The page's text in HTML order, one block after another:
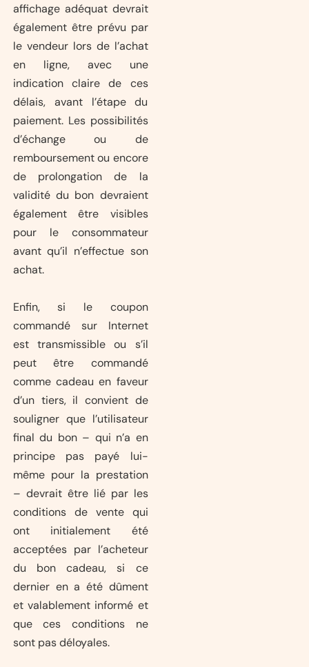
affichage adéquat devrait
également être prévu par
le vendeur lors de l’achat
en ligne, avec une
indication claire de ces
délais, avant l’étape du
paiement. Les possibilités
d’échange ou de
remboursement ou encore
de prolongation de la
validité du bon devraient
également être visibles
pour le consommateur
avant qu’il n’effectue son
achat.
Enfin, si le coupon
commandé sur Internet
est transmissible ou s’il
peut être commandé
comme cadeau en faveur
d’un tiers, il convient de
souligner que l’utilisateur
final du bon – qui n’a en
principe pas payé lui-
même pour la prestation
– devrait être lié par les
conditions de vente qui
ont initialement été
acceptées par l’acheteur
du bon cadeau, si ce
dernier en a été dûment
et valablement informé et
que ces conditions ne
sont pas déloyales.